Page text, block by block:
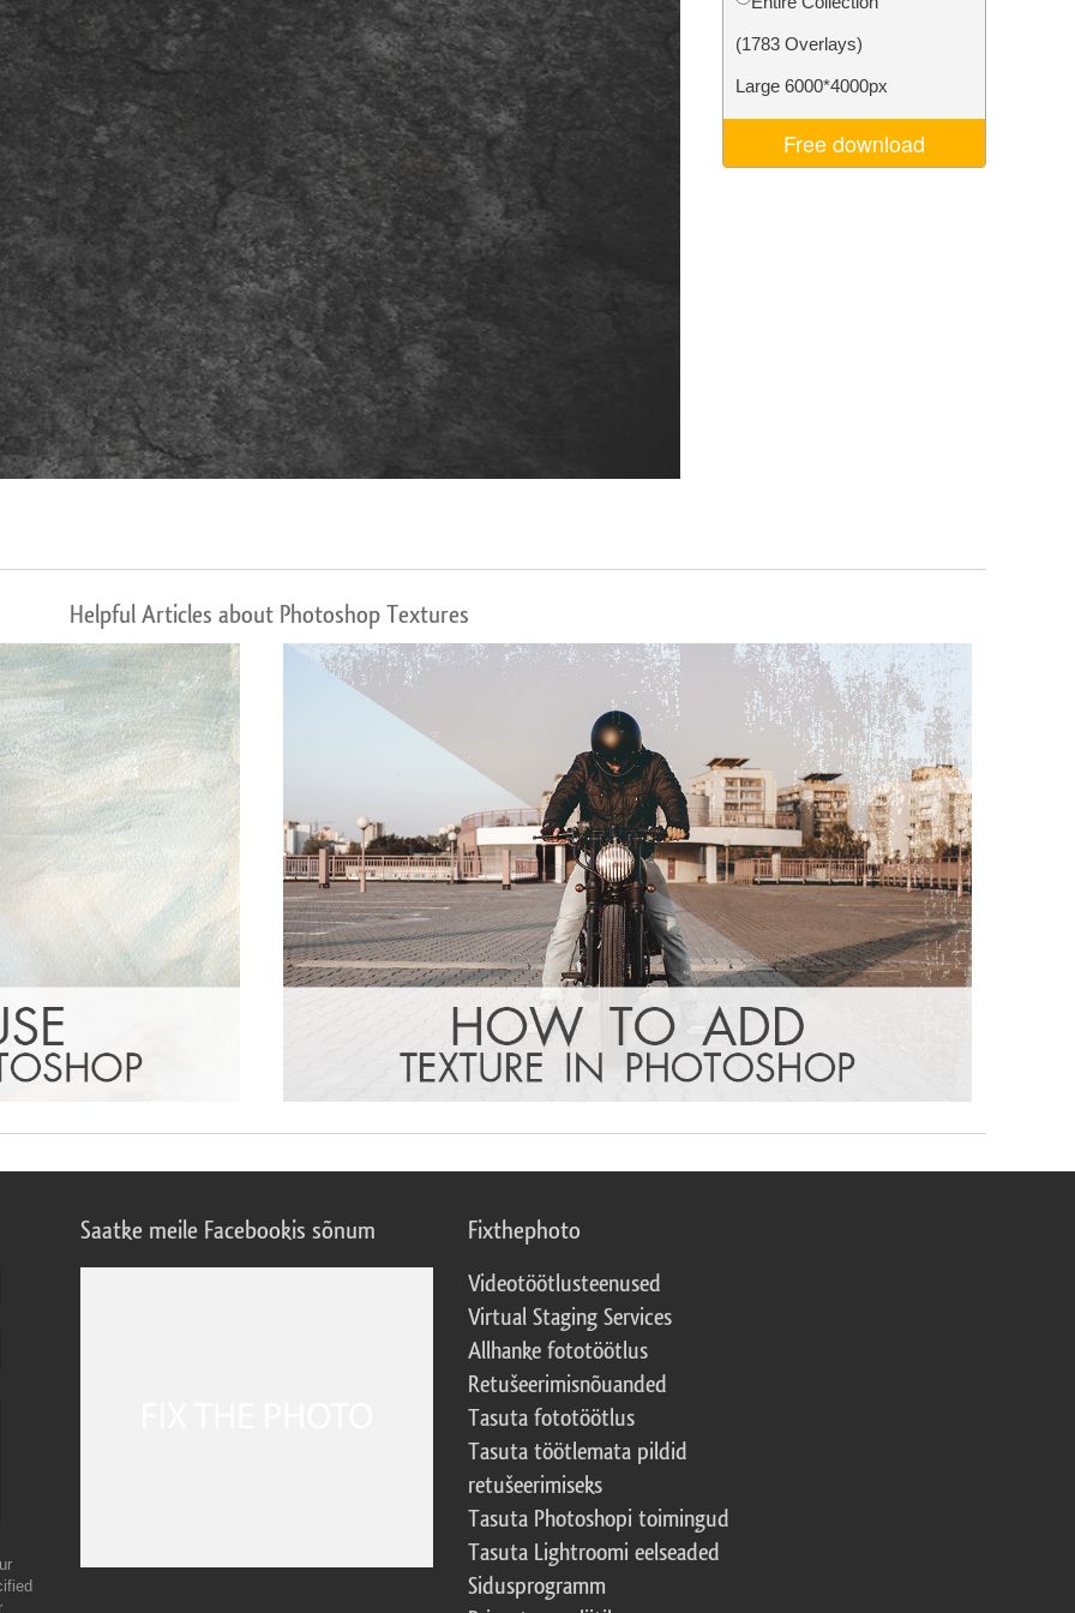
fototöötlus Ehete fotode redigeerimine AI koolitusandmed
(1783 Overlays)
Large 6000*4000px
Free download
Helpful Articles about Photoshop Textures
Saatke meile Facebookis sõnum Fixthephoto
Videotöötlusteenused
Virtual Staging Services
Allhanke fototöötlus
Retušeerimisnõuanded
Tasuta fototöötlus
Tasuta töötlemata pildid
retušeerimiseks
Tasuta Photoshopi toimingud
Tasuta Lightroomi eelseaded
Sidusprogramm